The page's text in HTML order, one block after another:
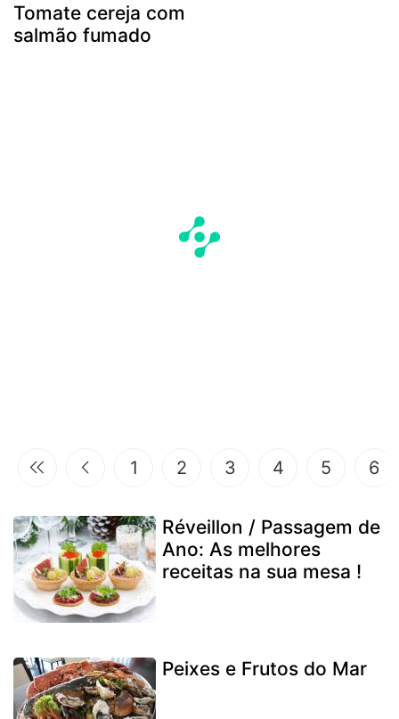
Tomate cereja com
salmão fumado
1 2 3 4 5 6
Réveillon / Passagem de
Ano: As melhores
receitas na sua mesa !
Peixes e Frutos do Mar